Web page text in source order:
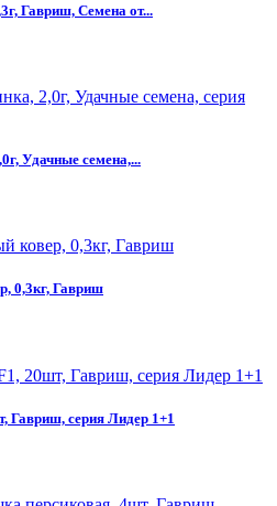
Гавриш, Семена от...
Удачные семена,...
0,3кг, Гавриш
Гавриш, серия Лидер 1+1